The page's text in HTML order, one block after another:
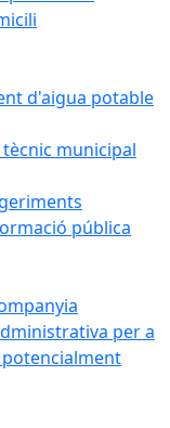
d'aigua potable
municipal
pública
per a